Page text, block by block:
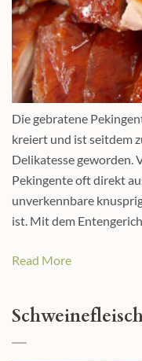
Die gebratene
kreiert und ist seitdem
Delikatesse geworden.
Pekingente oft direkt
unverkennbare
ist. Mit dem
Read More